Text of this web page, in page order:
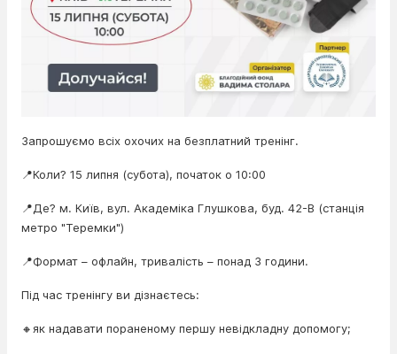
Запрошуємо всіх охочих на безплатний тренінг.
📍Коли? 15 липня (субота), початок о 10:00
📍Де? м. Київ, вул. Академіка Глушкова, буд. 42-В (станція
метро "Теремки")
📍Формат – офлайн, тривалість – понад 3 години.
Під час тренінгу ви дізнаєтесь:
🔸як надавати пораненому першу невідкладну допомогу;